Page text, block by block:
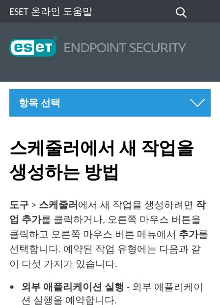
ESET 온라인 도움말
항목 선택
스케줄러에서 새 작업을
생성하는 방법
도구 > 스케줄러 에서 새 작업을 생성하려면 작
업 추가를 클릭하거나, 오른쪽 마우스 버튼을
클릭하고 오른쪽 마우스 버튼 메뉴에서 추가를
선택합니다. 예약된 작업 유형에는 다음과 같
이 다섯 가지가 있습니다.
외부 애플리케이션 실행 - 외부 애플리케이
션 실행을 예약합니다.